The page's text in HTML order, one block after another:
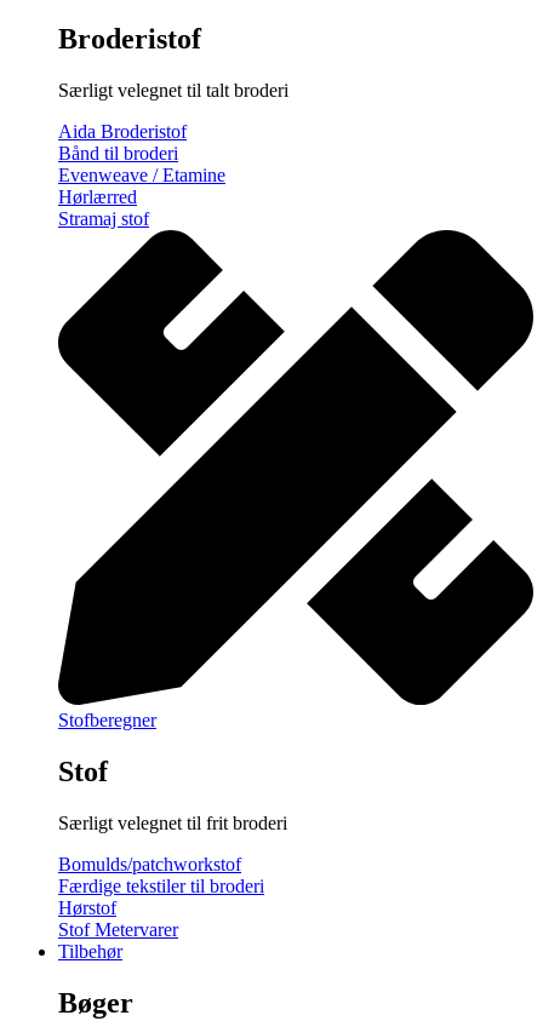
Broderistof
Særligt velegnet til talt broderi
Aida Broderistof
Bånd til broderi
Evenweave / Etamine
Hørlærred
Stramaj stof
Stofberegner
Stof
Særligt velegnet til frit broderi
Bomulds/patchworkstof
Færdige tekstiler til broderi
Hørstof
Stof Metervarer
Tilbehør
Bøger